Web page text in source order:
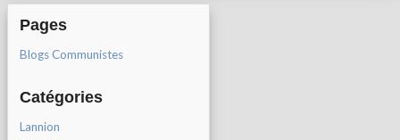
Pages
Blogs Communistes
Catégories
Lannion